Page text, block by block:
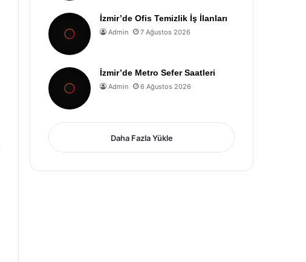
İzmir’de Ofis Temizlik İş İlanları
Admin 7 Ağustos 2026
İzmir’de Metro Sefer Saatleri
Admin 6 Ağustos 2026
Daha Fazla Yükle